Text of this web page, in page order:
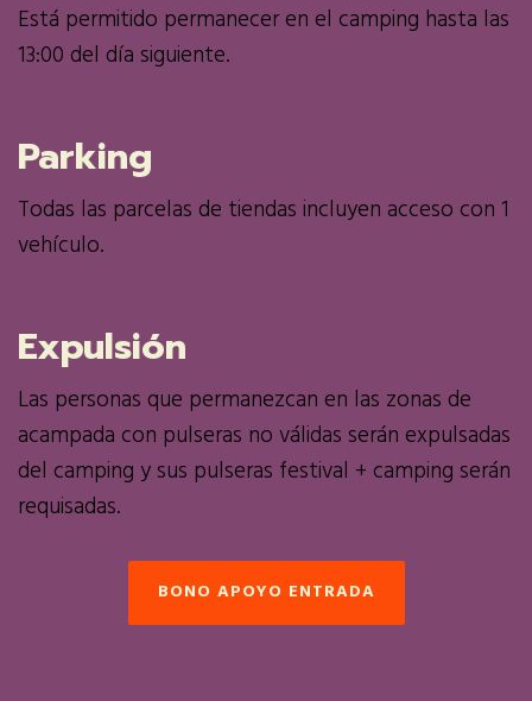
Está permitido permanecer en el camping hasta las
13:00 del día siguiente.
Parking
Todas las parcelas de tiendas incluyen acceso con 1
vehículo.
Expulsión
Las personas que permanezcan en las zonas de
acampada con pulseras no válidas serán expulsadas
del camping y sus pulseras festival + camping serán
requisadas.
BONO APOYO ENTRADA